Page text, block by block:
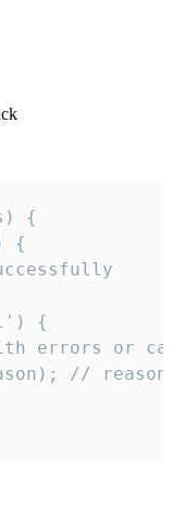
{
{
{
errors or
//